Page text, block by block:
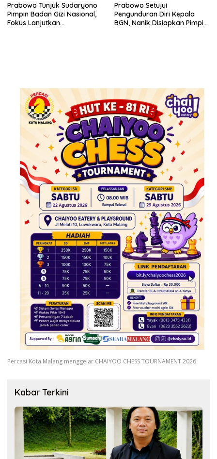
Prabowo Tunjuk Sudaryono
Pimpin Badan Gizi Nasional,
Fokus Lanjutkan
Prabowo Setujui
Pengunduran Diri Kepala
BGN, Nanik Disiapkan Pimpin
Percasi Kota Malang menggelar CHAIYOO CHESS TOURNAMENT 2026
Kabar Terkini